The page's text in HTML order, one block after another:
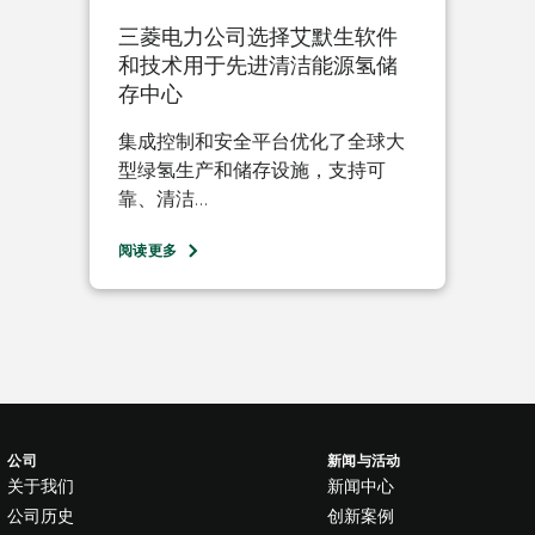
三菱电力公司选择艾默生软件
和技术用于先进清洁能源氢储
存中心
集成控制和安全平台优化了全球大
型绿氢生产和储存设施，支持可
靠、清洁…
阅读更多
公司
关于我们
公司历史
新闻与活动
新闻中心
创新案例